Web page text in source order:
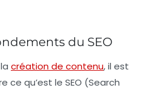
du SEO
création de contenu, il est
ce qu’est le SEO (Search